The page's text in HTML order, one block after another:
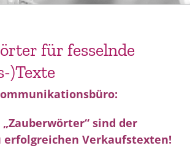
für fesselnde
)Texte
sind der
erfolgreichen Verkaufstexten!